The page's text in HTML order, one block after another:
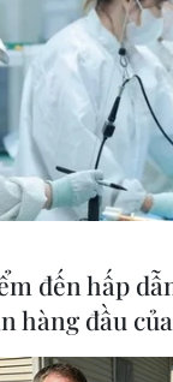
đến hấp
hàng đầu